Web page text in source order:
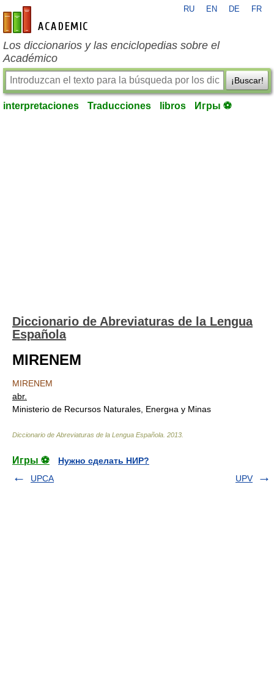
es-academic.com
RU EN DE FR
Los diccionarios y las enciclopedias sobre el
Académico
¡Buscar!
interpretaciones Traducciones libros Игры ⚽
Diccionario de Abreviaturas de la Lengua
Española
MIRENEM
MIRENEM
abr.
Ministerio de Recursos Naturales, Energнa y Minas
Diccionario de Abreviaturas de la Lengua Española 2013
Игры ⚽
Нужно сделать НИР?
UPCA
UPV